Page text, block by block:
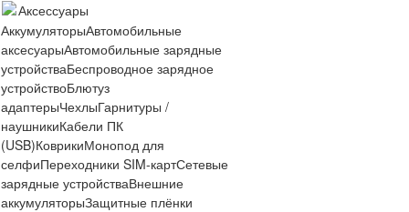
Аксессуары
АккумуляторыАвтомобильные
аксесуарыАвтомобильные зарядные
устройстваБеспроводное зарядное
устройствоБлютуз
адаптерыЧехлыГарнитуры /
наушникиКабели ПК
(USB)КоврикиМонопод для
селфиПереходники SIM-картСетевые
зарядные устройстваВнешние
аккумуляторыЗащитные плёнки